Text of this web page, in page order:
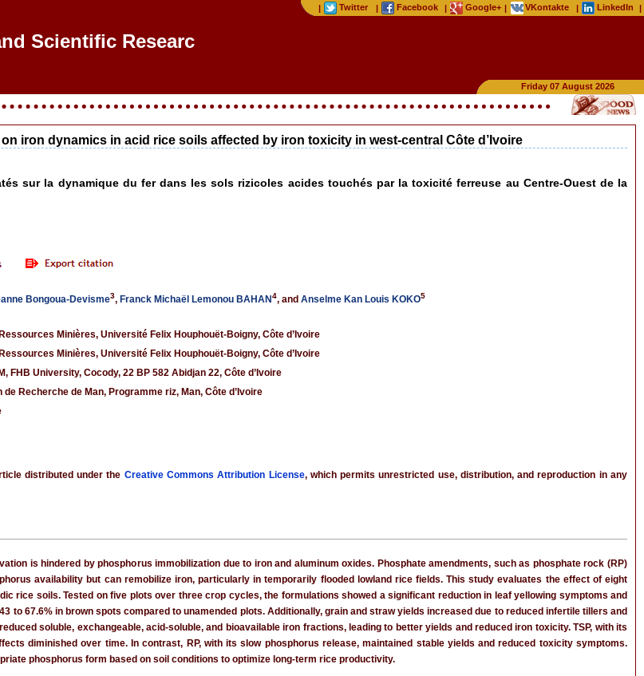
| Twitter | Facebook | Google+ | VKontakte | LinkedIn |
Scientific Research
Friday 07 August 2026
iron dynamics in acid rice soils affected by iron toxicity in west-central Côte d’Ivoire
sur la dynamique du fer dans les sols rizicoles acides touchés par la toxicité ferreuse au Centre-Ouest de la
Bongoua-Devisme3, Franck Michaël Lemonou BAHAN4, and Anselme Kan Louis KOKO5
Minières, Université Felix Houphouët-Boigny, Côte d’Ivoire
Minières, Université Felix Houphouët-Boigny, Côte d’Ivoire
FHB University, Cocody, 22 BP 582 Abidjan 22, Côte d’Ivoire
Recherche de Man, Programme riz, Man, Côte d’Ivoire
distributed under the Creative Commons Attribution License, which permits unrestricted use, distribution, and reproduction in any
is hindered by phosphorus immobilization due to iron and aluminum oxides. Phosphate amendments, such as phosphate rock (RP)
availability but can remobilize iron, particularly in temporarily flooded lowland rice fields. This study evaluates the effect of eight
rice soils. Tested on five plots over three crop cycles, the formulations showed a significant reduction in leaf yellowing symptoms and
to 67.6% in brown spots compared to unamended plots. Additionally, grain and straw yields increased due to reduced infertile tillers and
soluble, exchangeable, acid-soluble, and bioavailable iron fractions, leading to better yields and reduced iron toxicity. TSP, with its
diminished over time. In contrast, RP, with its slow phosphorus release, maintained stable yields and reduced toxicity symptoms.
phosphorus form based on soil conditions to optimize long-term rice productivity.